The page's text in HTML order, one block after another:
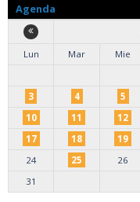
Agenda
Lun
Mar Mie
3
4 5
10
11 12
17
18 19
24
25 26
31